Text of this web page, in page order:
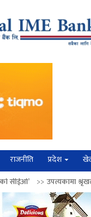
राजनीति प्रदेश
श्रृंखलाबद्ध सिक्री लुट्ने